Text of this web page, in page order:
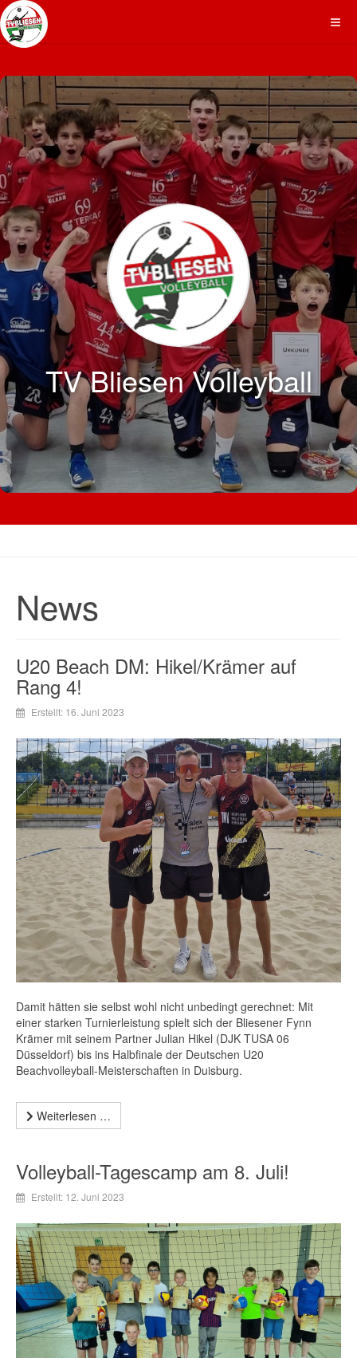
TV Bliesen Volleyball
News
U20 Beach DM: Hikel/Krämer auf
Rang 4!
Erstellt: 16. Juni 2023
Damit hätten sie selbst wohl nicht unbedingt gerechnet: Mit
einer starken Turnierleistung spielt sich der Bliesener Fynn
Krämer mit seinem Partner Julian Hikel (DJK TUSA 06
Düsseldorf) bis ins Halbfinale der Deutschen U20
Beachvolleyball-Meisterschaften in Duisburg.
Weiterlesen …
Volleyball-Tagescamp am 8. Juli!
Erstellt: 12. Juni 2023